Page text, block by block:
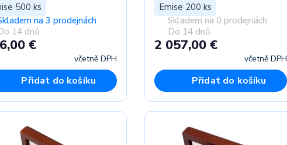
500 ks
na 3 prodejnách
14 dnů
€
včetně DPH
Přidat do košíku
Emise 200 ks
Skladem na 0 prodejnách
Do 14 dnů
2 057,00 €
včetně DPH
Přidat do košíku